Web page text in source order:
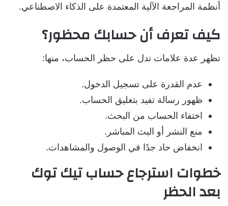
أنظمة المراجعة الآلية المعتمدة على الذكاء الاصطناعي.
كيف تعرف أن حسابك محظور؟
تظهر عدة علامات تدل على حظر الحساب، منها:
عدم القدرة على تسجيل الدخول.
ظهور رسالة تفيد بتعليق الحساب.
اختفاء الحساب من البحث.
منع النشر أو البث المباشر.
انخفاض حاد جدًا في الوصول والمشاهدات.
خطوات استرجاع حساب تيك توك
بعد الحظر